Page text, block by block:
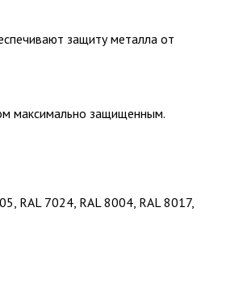
защиту металла от
максимально защищенным.
RAL 7024, RAL 8004, RAL 8017,